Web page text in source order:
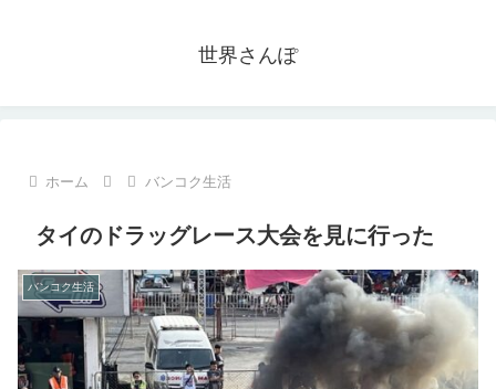
世界さんぽ
ホーム バンコク生活
タイのドラッグレース大会を見に行った
バンコク生活